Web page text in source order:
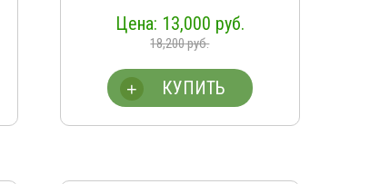
13,000 руб.
18,200руб.
КУПИТЬ
+